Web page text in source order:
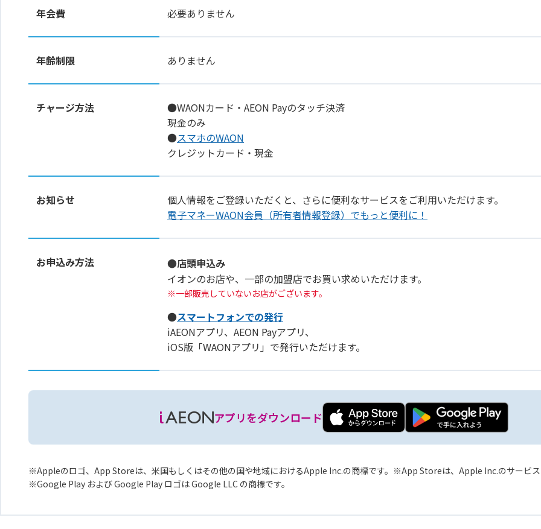
年会費 必要ありません
年齢制限 ありません
チャージ方法
●WAONカード・AEON Payのタッチ決済
現金のみ
●スマホのWAON
クレジットカード・現金
お知らせ
個人情報をご登録いただくと、さらに便利なサービスをご利用いただけます。
電子マネーWAON会員（所有者情報登録）でもっと便利に！
お申込み方法
●店頭申込み
イオンのお店や、一部の加盟店でお買い求めいただけます。
一部販売していないお店がございます。
●スマートフォンでの発行
iAEONアプリ、AEON Payアプリ、
iOS版「WAONアプリ」で発行いただけます。
アプリをダウンロード
Appleのロゴ、App Storeは、米国もしくはその他の国や地域におけるApple Inc.の商標です。
App Storeは、Apple Inc.のサービス
Google Play および Google Play ロゴは Google LLC の商標です。